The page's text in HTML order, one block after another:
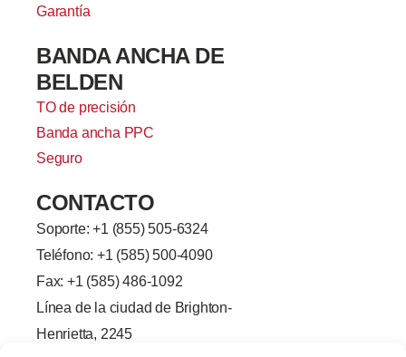
Garantía
BANDA ANCHA DE
BELDEN
TO de precisión
Banda ancha PPC
Seguro
CONTACTO
Soporte: +1 (855) 505-6324
Teléfono: +1 (585) 500-4090
Fax: +1 (585) 486-1092
Línea de la ciudad de Brighton-
Henrietta, 2245